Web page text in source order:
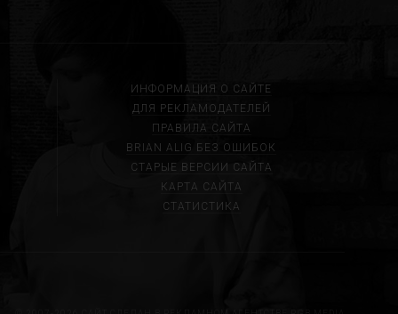
ИНФОРМАЦИЯ О САЙТЕ
ДЛЯ РЕКЛАМОДАТЕЛЕЙ
ПРАВИЛА САЙТА
BRIAN ALIG БЕЗ ОШИБОК
СТАРЫЕ ВЕРСИИ САЙТА
КАРТА САЙТА
СТАТИСТИКА